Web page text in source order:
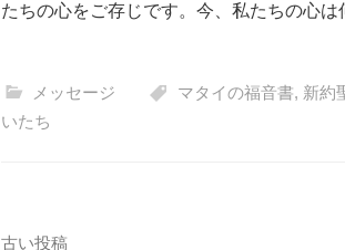
たちの心をご存じです。今、私たちの心は
メッセージ マタイの福音書, 新約
いたち
古い投稿